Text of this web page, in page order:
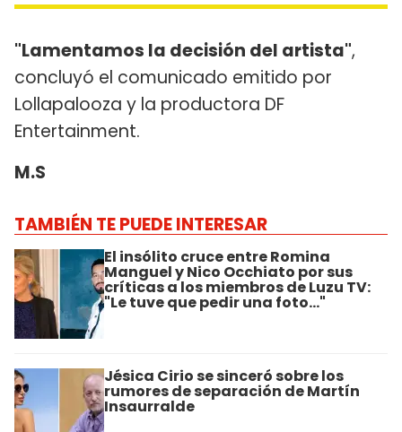
"Lamentamos la decisión del artista",
concluyó el comunicado emitido por
Lollapalooza y la productora DF
Entertainment.
M.S
TAMBIÉN TE PUEDE INTERESAR
El insólito cruce entre Romina
Manguel y Nico Occhiato por sus
críticas a los miembros de Luzu TV:
"Le tuve que pedir una foto..."
Jésica Cirio se sinceró sobre los
rumores de separación de Martín
Insaurralde